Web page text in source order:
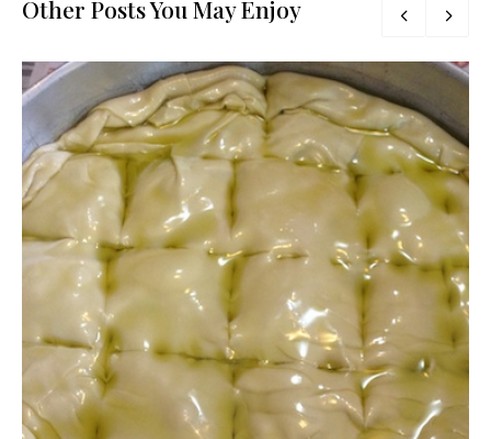
Other Posts You May Enjoy